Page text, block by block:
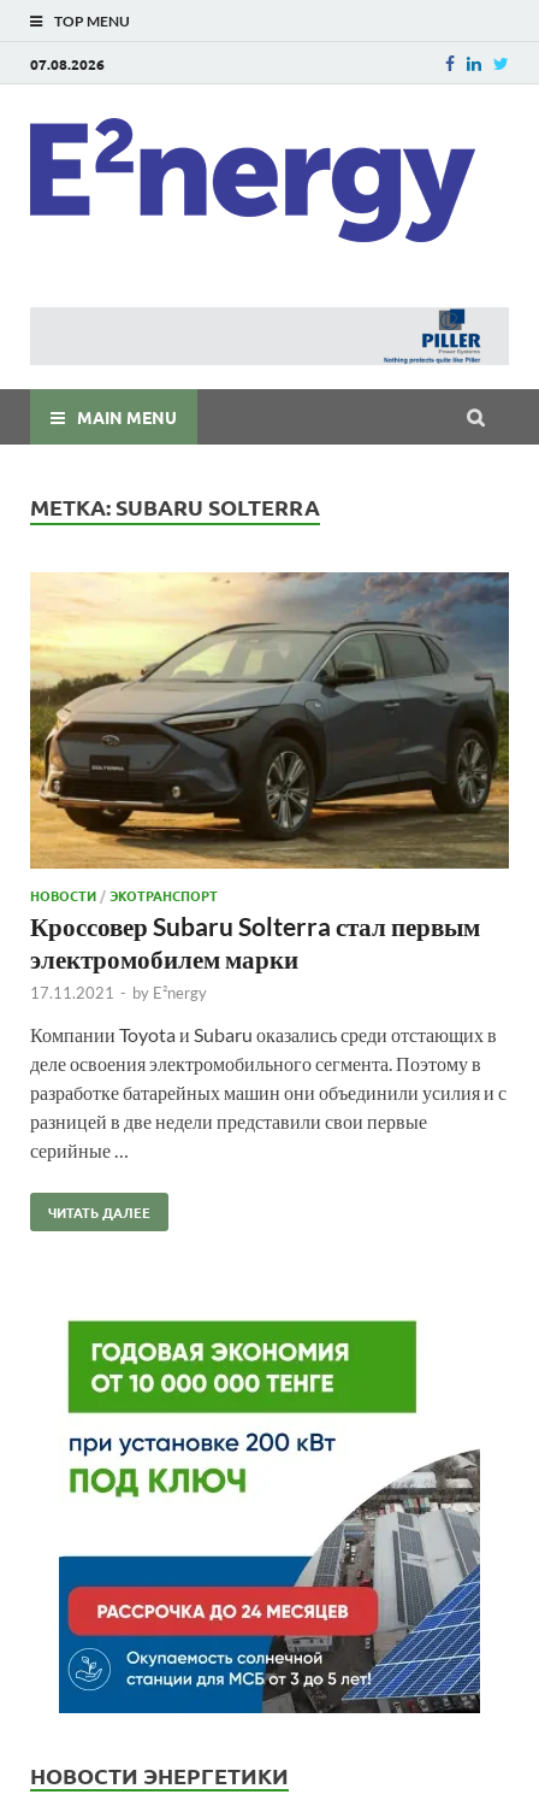
TOP MENU
07.08.2026
MAIN MENU
МЕТКА: SUBARU SOLTERRA
НОВОСТИ /ЭКОТРАНСПОРТ
Кроссовер Subaru Solterra стал первым
электромобилем марки
17.11.2021 - by E²nergy
Компании Toyota и Subaru оказались среди отстающих в
деле освоения электромобильного сегмента. Поэтому в
разработке батарейных машин они объединили усилия и с
разницей в две недели представили свои первые
серийные …
ЧИТАТЬ ДАЛЕЕ
НОВОСТИ ЭНЕРГЕТИКИ